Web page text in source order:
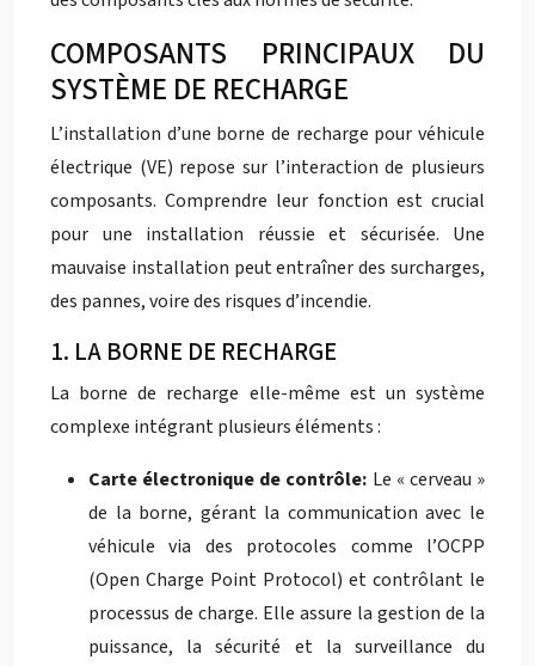
COMPOSANTS PRINCIPAUX DU
SYSTÈME DE RECHARGE
L’installation d’une borne de recharge pour véhicule
électrique (VE) repose sur l’interaction de plusieurs
composants. Comprendre leur fonction est crucial
pour une installation réussie et sécurisée. Une
mauvaise installation peut entraîner des surcharges,
des pannes, voire des risques d’incendie.
1. LA BORNE DE RECHARGE
La borne de recharge elle-même est un système
complexe intégrant plusieurs éléments :
Carte électronique de contrôle: Le « cerveau »
de la borne, gérant la communication avec le
véhicule via des protocoles comme l’OCPP
(Open Charge Point Protocol) et contrôlant le
processus de charge. Elle assure la gestion de la
puissance, la sécurité et la surveillance du